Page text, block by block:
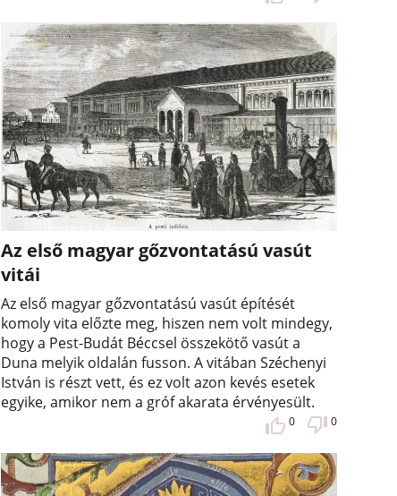
Az első magyar gőzvontatású vasút
vitái
Az első magyar gőzvontatású vasút építését
komoly vita előzte meg, hiszen nem volt mindegy,
hogy a Pest-Budát Béccsel összekötő vasút a
Duna melyik oldalán fusson. A vitában Széchenyi
István is részt vett, és ez volt azon kevés esetek
egyike, amikor nem a gróf akarata érvényesült.
0 0